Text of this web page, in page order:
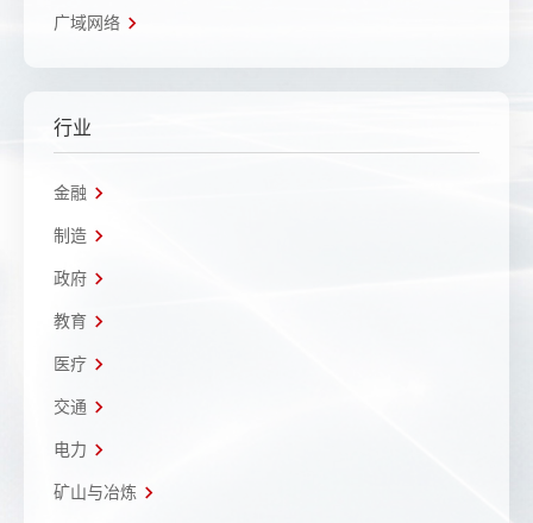
广域网络
行业
金融
制造
政府
教育
医疗
交通
电力
矿山与冶炼